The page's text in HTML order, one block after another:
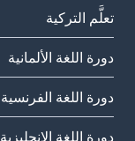
تعلَّم التركية
دورة اللغة الألمانية
دورة اللغة الفرنسية
دورة اللغة الإنجليزية